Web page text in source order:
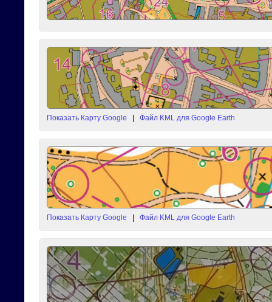
Показать Карту Google | Файл KML для Google Earth
Показать Карту Google | Файл KML для Google Earth